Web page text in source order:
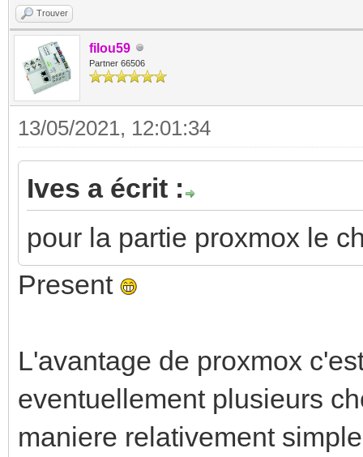
Trouver
filou59
Partner 66506
13/05/2021, 12:01:34
Ives a écrit :
pour la partie proxmox le
Present
L'avantage de proxmox
eventuellement plusieurs
maniere relativement